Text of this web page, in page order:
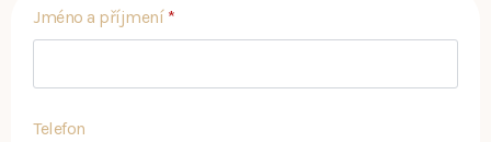
Jméno a příjmení *
Telefon